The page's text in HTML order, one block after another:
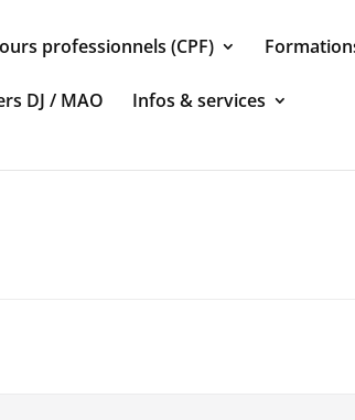
professionnels (CPF)
DJ / MAO Infos & services